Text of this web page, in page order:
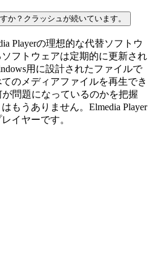
か？クラッシュが続いています。
Playerの理想的な代替ソフトウ
フトウェアは定期的に更新され
用に設計されたファイルで
のメディアファイルを再生でき
問題になっているのかを把握
もうありません。Elmedia Player
イヤーです。